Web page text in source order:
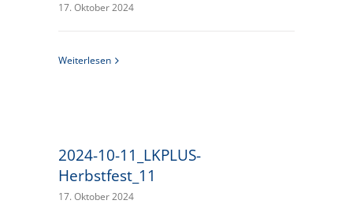
17. Oktober 2024
Weiterlesen
2024-10-11_LKPLUS-
Herbstfest_11
17. Oktober 2024